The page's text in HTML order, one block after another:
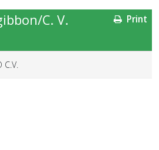
Print
C. V.
C.V.